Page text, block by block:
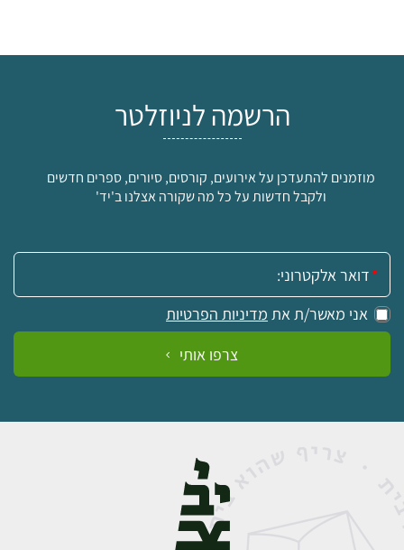
הרשמה לניוזלטר
מוזמנים להתעדכן על אירועים, קורסים, סיורים, ספרים חדשים
ולקבל חדשות על כל מה שקורה אצלנו ב'יד'
אימייל:
אני מאשר/ת את מדיניות הפרטיות
צרפו אותי